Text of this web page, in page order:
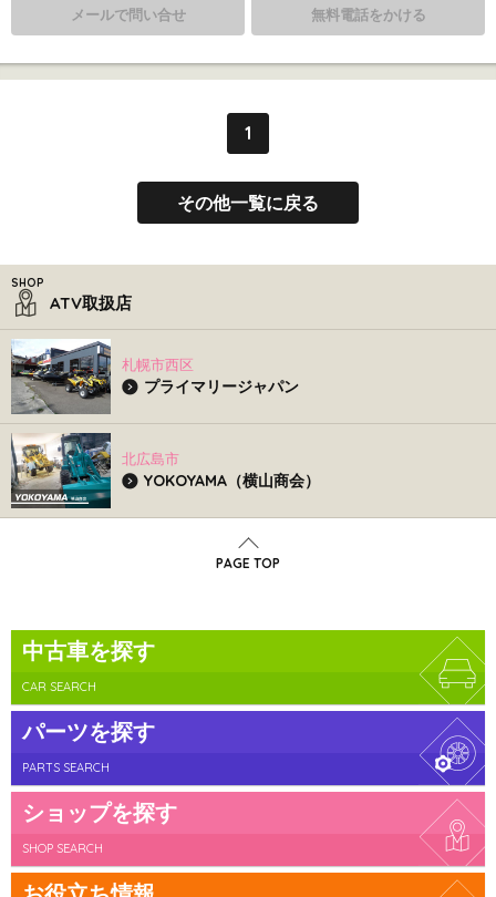
メールで問い合せ 無料電話をかける
1
その他一覧に戻る
ATV取扱店
札幌市西区
プライマリージャパン
北広島市
YOKOYAMA（横山商会）
PAGE TOP
中古車を探す
CAR SEARCH
パーツを探す
PARTS SEARCH
ショップを探す
SHOP SEARCH